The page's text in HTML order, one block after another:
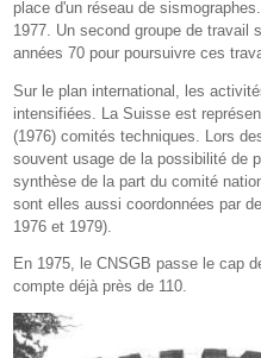
place d'un réseau de
1977. Un second groupe de travail
années 70 pour poursuivre ces
Sur le plan international, les
intensifiées. La Suisse est
(1976) comités techniques. Lors
souvent usage de la possibilité de
synthèse de la part du comité
sont elles aussi coordonnées par
1976 et 1979).
En 1975, le CNSGB passe le cap
compte déjà près de 110.